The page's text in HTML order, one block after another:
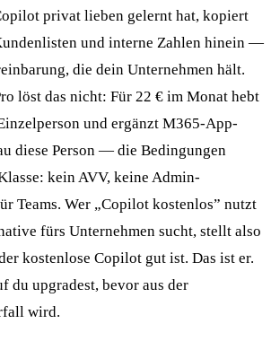
privat lieben gelernt hat, kopiert
und interne Zahlen hinein —
die dein Unternehmen hält.
löst das nicht: Für 22 € im Monat hebt
und ergänzt M365-App-
diese Person — die Bedingungen
kein AVV, keine Admin-
Teams. Wer „Copilot kostenlos” nutzt
fürs Unternehmen sucht, stellt also
kostenlose Copilot gut ist. Das ist er.
du upgradest, bevor aus der
wird.